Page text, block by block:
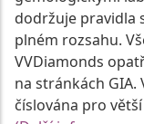
dodržuje pravidla
plném rozsahu.
VVDiamonds
na stránkách
číslována pro